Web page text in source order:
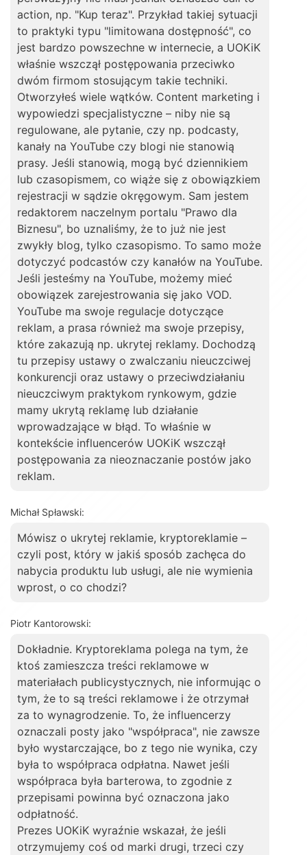
action, np. "Kup teraz". Przykład takiej sytuacji
to praktyki typu "limitowana dostępność", co
jest bardzo powszechne w internecie, a UOKiK
właśnie wszczął postępowania przeciwko
dwóm firmom stosującym takie techniki.
Otworzyłeś wiele wątków. Content marketing i
wypowiedzi specjalistyczne – niby nie są
regulowane, ale pytanie, czy np. podcasty,
kanały na YouTube czy blogi nie stanowią
prasy. Jeśli stanowią, mogą być dziennikiem
lub czasopismem, co wiąże się z obowiązkiem
rejestracji w sądzie okręgowym. Sam jestem
redaktorem naczelnym portalu "Prawo dla
Biznesu", bo uznaliśmy, że to już nie jest
zwykły blog, tylko czasopismo. To samo może
dotyczyć podcastów czy kanałów na YouTube.
Jeśli jesteśmy na YouTube, możemy mieć
obowiązek zarejestrowania się jako VOD.
YouTube ma swoje regulacje dotyczące
reklam, a prasa również ma swoje przepisy,
które zakazują np. ukrytej reklamy. Dochodzą
tu przepisy ustawy o zwalczaniu nieuczciwej
konkurencji oraz ustawy o przeciwdziałaniu
nieuczciwym praktykom rynkowym, gdzie
mamy ukrytą reklamę lub działanie
wprowadzające w błąd. To właśnie w
kontekście influencerów UOKiK wszczął
postępowania za nieoznaczanie postów jako
reklam.
Michał Spławski:
Mówisz o ukrytej reklamie, kryptoreklamie –
czyli post, który w jakiś sposób zachęca do
nabycia produktu lub usługi, ale nie wymienia
wprost, o co chodzi?
Piotr Kantorowski:
Dokładnie. Kryptoreklama polega na tym, że
ktoś zamieszcza treści reklamowe w
materiałach publicystycznych, nie informując o
tym, że to są treści reklamowe i że otrzymał
za to wynagrodzenie. To, że influencerzy
oznaczali posty jako "współpraca", nie zawsze
było wystarczające, bo z tego nie wynika, czy
była to współpraca odpłatna. Nawet jeśli
współpraca była barterowa, to zgodnie z
przepisami powinna być oznaczona jako
odpłatność.
Prezes UOKiK wyraźnie wskazał, że jeśli
otrzymujemy coś od marki drugi, trzeci czy